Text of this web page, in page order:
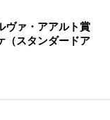
ヴァ・アアルト賞
（スタンダードア